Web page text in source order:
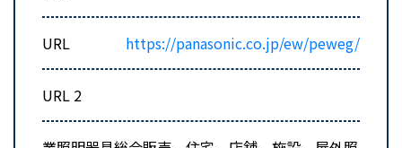
URL https://panasonic.co.jp/ew/peweg/
URL 2